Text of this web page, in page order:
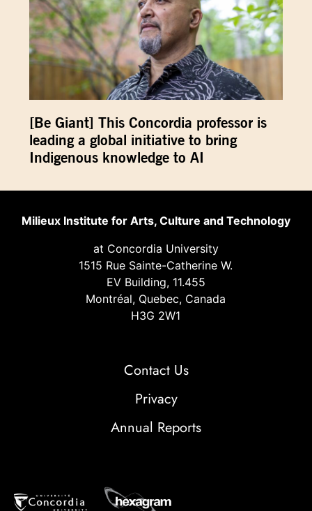
[Be Giant] This Concordia professor is
leading a global initiative to bring
Indigenous knowledge to AI
Milieux Institute for Arts, Culture and Technology
at Concordia University
1515 Rue Sainte-Catherine W.
EV Building, 11.455
Montréal, Quebec, Canada
H3G 2W1
Contact Us
Privacy
Annual Reports